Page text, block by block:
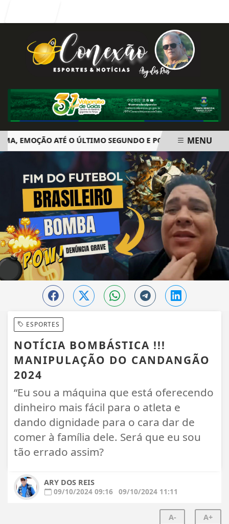
ATÉ O ÚLTIMO SEGUNDO E POLÊMICA. BIGMENU
ESPORTES
NOTÍCIA BOMBÁSTICA !!!
MANIPULAÇÃO DO CANDANGÃO
2024
“Eu sou a máquina que está oferecendo
dinheiro mais fácil para o atleta e
dando dignidade para o cara dar de
comer à família dele. Será que eu sou
tão errado assim?
ARY DOS REIS
09/10/2024 09:16 09/10/2024 11:11
A- A+